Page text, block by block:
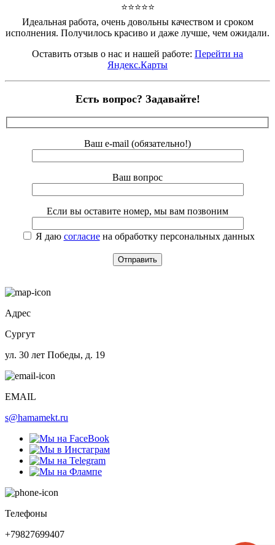
⭐⭐⭐⭐⭐
Идеальная работа, очень довольны качеством и сроком
исполнения. Получилось красиво и даже лучше, чем ожидали.
Оставить отзыв о нас и нашей работе: Перейти на
Яндекс.Карты
Есть вопрос? Задавайте!
Ваш e-mail (обязательно!)
Ваш вопрос
Если вы оставите номер, мы вам позвоним
Я даю согласиена обработку персональных данных
Адрес
Сургут
ул. 30 лет Победы, д. 19
EMAIL
s@hamamekt.ru
Телефоны
+79827699407